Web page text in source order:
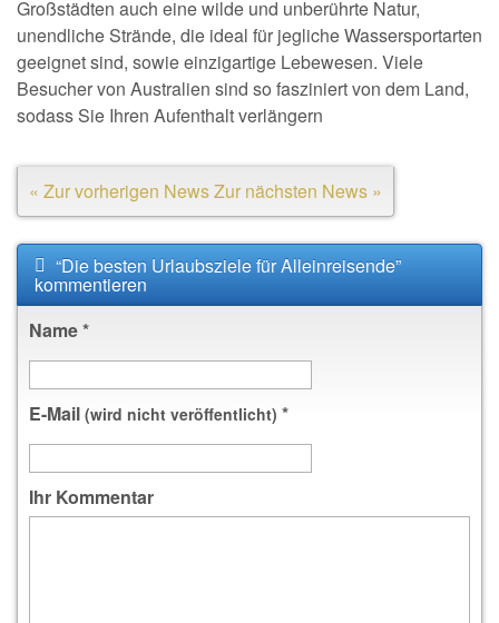
Großstädten auch eine wilde und unberührte Natur,
unendliche Strände, die ideal für jegliche Wassersportarten
geeignet sind, sowie einzigartige Lebewesen. Viele
Besucher von Australien sind so fasziniert von dem Land,
sodass Sie Ihren Aufenthalt verlängern
« Zur vorherigen NewsZur nächsten News »
“Die besten Urlaubsziele für Alleinreisende”
kommentieren
Name*
E-Mail (wird nicht veröffentlicht) *
Ihr Kommentar